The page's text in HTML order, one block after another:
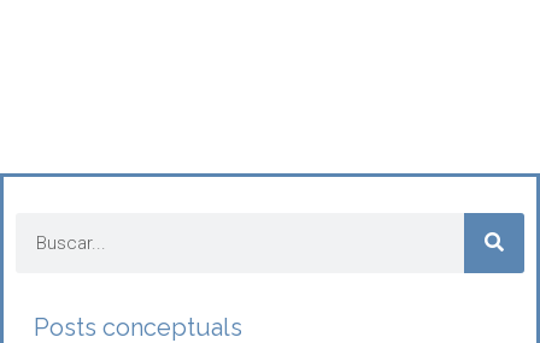
Posts conceptuals